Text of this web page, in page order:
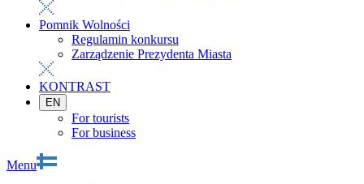
Pomnik Wolności
Regulamin konkursu
Zarządzenie Prezydenta Miasta
KONTRAST
EN
For tourists
For business
Menu